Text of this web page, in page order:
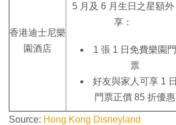
香港迪士尼樂
園酒店
5 月及 6 月生日之星額外
享：
1 張 1 日免費樂園門
票
好友與家人可享 1 日
門票正價 85 折優惠
Source: Hong Kong Disneyland